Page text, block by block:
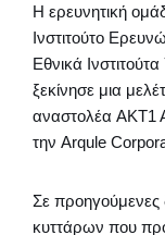
Η ερευνητική
Ινστιτούτο
Εθνικά
ξεκίνησε μια
αναστολέα AKT1
την Arqule
Σε προηγούμενες
κυττάρων που